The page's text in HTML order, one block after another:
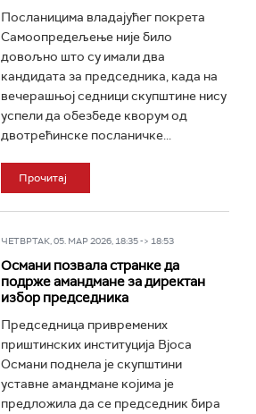
Посланицима владајућег покрета
Самоопредељење није било
довољно што су имали два
кандидата за председника, када на
вечерашњој седници скупштине нису
успели да обезбеде кворум од
двотрећинске посланичке...
Прочитај
ЧЕТВРТАК, 05. МАР 2026, 18:35 -> 18:53
Османи позвала странке да
подрже амандмане за директан
избор председника
Председница привремених
приштинских институција Вјоса
Османи поднела је скупштини
уставне амандмане којима је
предложила да се председник бира